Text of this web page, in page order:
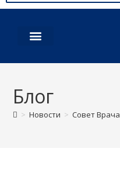
Блог
> Новости > Совет Врача